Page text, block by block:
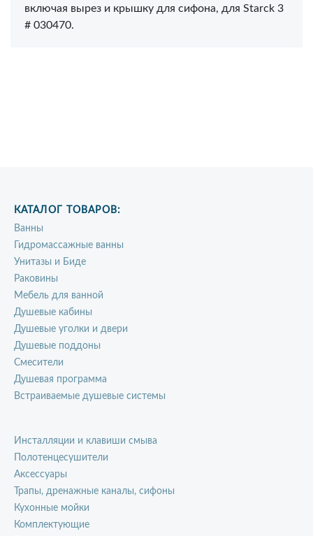
включая вырез и крышку для сифона, для Starck 3
# 030470.
КАТАЛОГ ТОВАРОВ:
Ванны
Гидромассажные ванны
Унитазы и Биде
Раковины
Мебель для ванной
Душевые кабины
Душевые уголки и двери
Душевые поддоны
Смесители
Душевая программа
Встраиваемые душевые системы
Инсталляции и клавиши смыва
Полотенцесушители
Аксессуары
Трапы, дренажные каналы, сифоны
Кухонные мойки
Комплектующие